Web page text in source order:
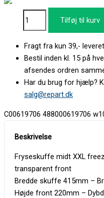
Tilføj til kurv
Fragt fra kun 39,-
Bestil inden kl. 15 på
afsendes ordren
Har du brug for hjælp?
salg@repart.dk
C00619706 488000619706
Fryseskuffe midt XXL
transparent front
Bredde skuffe 415mm –
Højde front 220mm –